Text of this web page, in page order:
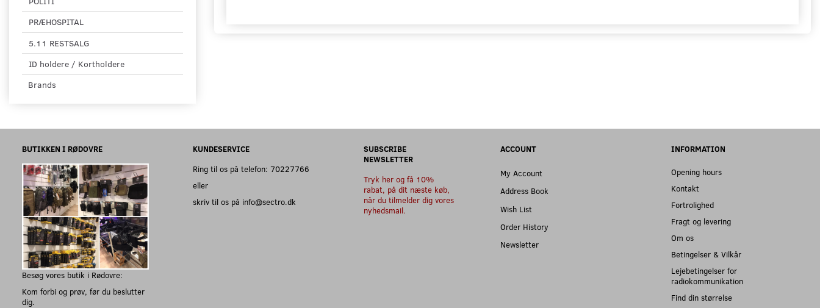
PRÆHOSPITAL
5.11 RESTSALG
ID holdere / Kortholdere
Brands
BUTIKKEN I RØDOVRE
Besøg vores butik i Rødovre:
Kom forbi og prøv, før du beslutter
dig.
KUNDESERVICE
Ring til os på telefon: 70227766
eller
skriv til os på info@sectro.dk
SUBSCRIBE
NEWSLETTER
Tryk her og få 10%
rabat, på dit næste køb,
når du tilmelder dig vores
nyhedsmail.
ACCOUNT
My Account
Address Book
Wish List
Order History
Newsletter
INFORMATION
Opening hours
Kontakt
Fortrolighed
Fragt og levering
Om os
Betingelser & Vilkår
Lejebetingelser for
radiokommunikation
Find din størrelse